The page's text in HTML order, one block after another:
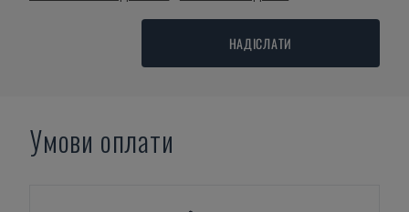
НАДІСЛАТИ
Умови оплати